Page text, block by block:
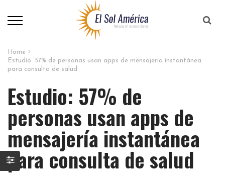
Home
Estudio: 57% de personas usan apps de mensajería instantánea
para consulta de salud
Estudio: 57% de
personas usan apps de
mensajería instantánea
para consulta de salud